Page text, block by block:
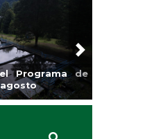
Programa de
Next